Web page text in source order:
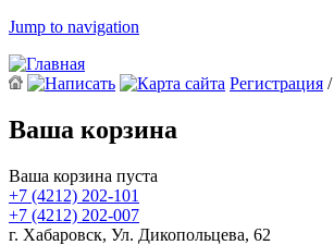
Jump to navigation
Регистрация /
Ваша корзина
Ваша корзина пуста
+7 (4212) 202-101
+7 (4212) 202-007
г. Хабаровск, Ул. Дикопольцева, 62